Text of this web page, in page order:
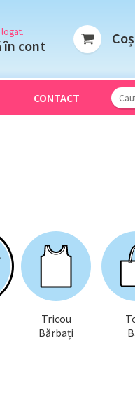
în cont
CONTACT
Tricou
Bărbați